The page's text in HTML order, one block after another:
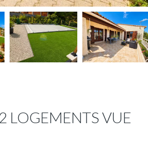
LOGEMENTS VUE